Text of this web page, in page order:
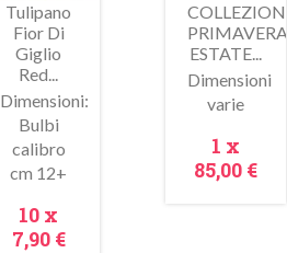
Anteprima
Tulipano
Fior Di
Giglio
Red...
Dimensioni:
Bulbi
calibro
cm 12+
Prezzo
10 x
7,90 €
Anteprima
COLLEZIONE
PRIMAVERA-
ESTATE...
Dimensioni
varie
Prezzo
1 x
85,00 €